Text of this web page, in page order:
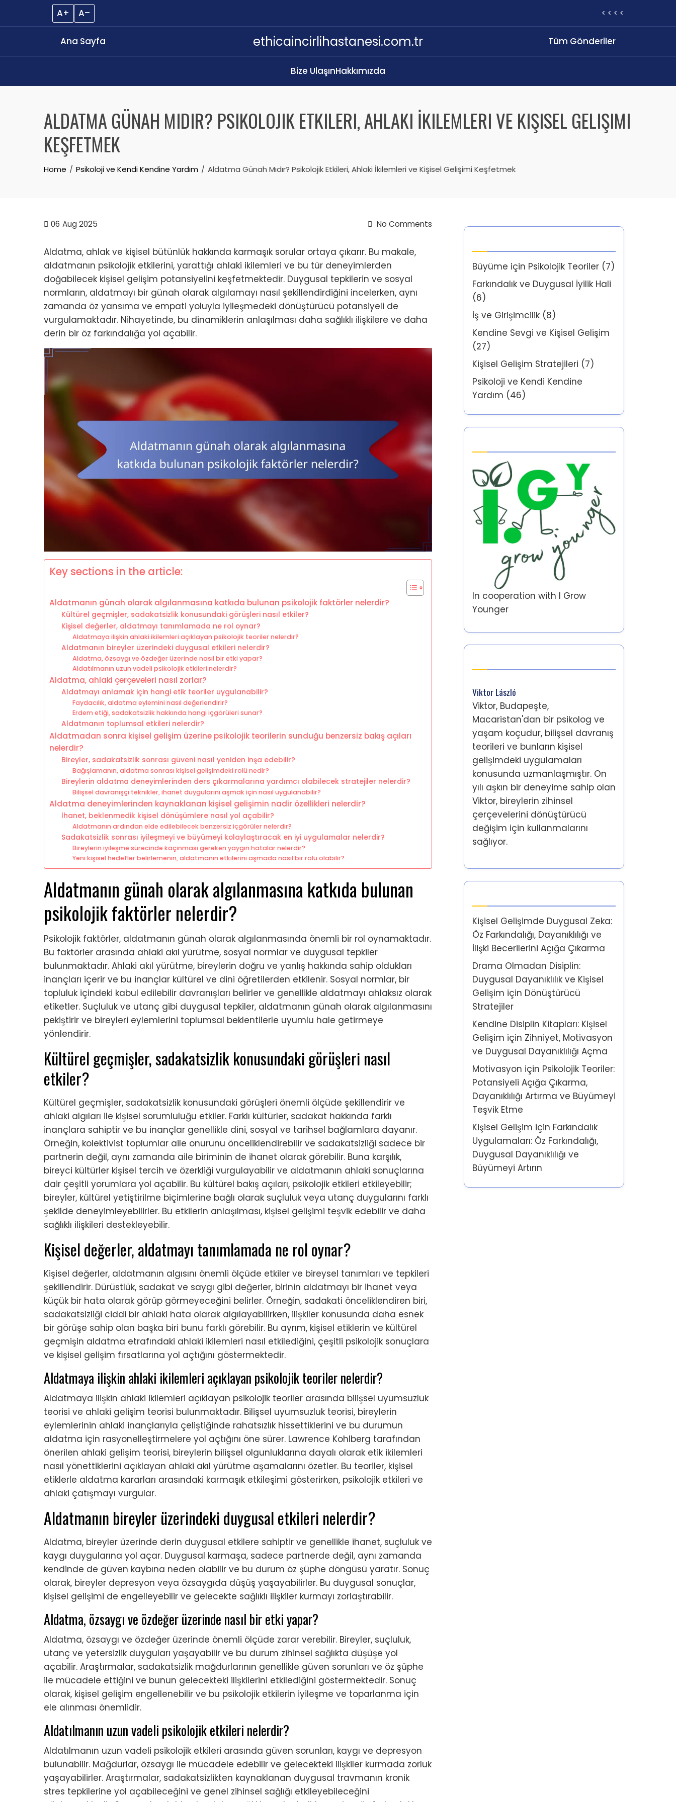
A+ A– < < < <
Ana Sayfa ethicaincirlihastanesi.com.tr Tüm Gönderiler
Bize UlaşınHakkımızda
ALDATMA GÜNAH MIDIR? PSIKOLOJIK ETKILERI, AHLAKI İKILEMLERI VE KIŞISEL GELIŞIMI
KEŞFETMEK
Home Psikoloji ve Kendi Kendine Yardım Aldatma Günah Mıdır? Psikolojik Etkileri, Ahlaki İkilemleri ve Kişisel Gelişimi Keşfetmek
06 Aug 2025 No Comments
Aldatma, ahlak ve kişisel bütünlük hakkında karmaşık sorular ortaya çıkarır. Bu makale,
aldatmanın psikolojik etkilerini, yarattığı ahlaki ikilemleri ve bu tür deneyimlerden
doğabilecek kişisel gelişim potansiyelini keşfetmektedir. Duygusal tepkilerin ve sosyal
normların, aldatmayı bir günah olarak algılamayı nasıl şekillendirdiğini incelerken, aynı
zamanda öz yansıma ve empati yoluyla iyileşmedeki dönüştürücü potansiyeli de
vurgulamaktadır. Nihayetinde, bu dinamiklerin anlaşılması daha sağlıklı ilişkilere ve daha
derin bir öz farkındalığa yol açabilir.
Key sections in the article:
Aldatmanın günah olarak algılanmasına katkıda bulunan psikolojik faktörler nelerdir?
Kültürel geçmişler, sadakatsizlik konusundaki görüşleri nasıl etkiler?
Kişisel değerler, aldatmayı tanımlamada ne rol oynar?
Aldatmaya ilişkin ahlaki ikilemleri açıklayan psikolojik teoriler nelerdir?
Aldatmanın bireyler üzerindeki duygusal etkileri nelerdir?
Aldatma, özsaygı ve özdeğer üzerinde nasıl bir etki yapar?
Aldatılmanın uzun vadeli psikolojik etkileri nelerdir?
Aldatma, ahlaki çerçeveleri nasıl zorlar?
Aldatmayı anlamak için hangi etik teoriler uygulanabilir?
Faydacılık, aldatma eylemini nasıl değerlendirir?
Erdem etiği, sadakatsizlik hakkında hangi içgörüleri sunar?
Aldatmanın toplumsal etkileri nelerdir?
Aldatmadan sonra kişisel gelişim üzerine psikolojik teorilerin sunduğu benzersiz bakış açıları
nelerdir?
Bireyler, sadakatsizlik sonrası güveni nasıl yeniden inşa edebilir?
Bağışlamanın, aldatma sonrası kişisel gelişimdeki rolü nedir?
Bireylerin aldatma deneyimlerinden ders çıkarmalarına yardımcı olabilecek stratejiler nelerdir?
Bilişsel davranışçı teknikler, ihanet duygularını aşmak için nasıl uygulanabilir?
Aldatma deneyimlerinden kaynaklanan kişisel gelişimin nadir özellikleri nelerdir?
İhanet, beklenmedik kişisel dönüşümlere nasıl yol açabilir?
Aldatmanın ardından elde edilebilecek benzersiz içgörüler nelerdir?
Sadakatsizlik sonrası iyileşmeyi ve büyümeyi kolaylaştıracak en iyi uygulamalar nelerdir?
Bireylerin iyileşme sürecinde kaçınması gereken yaygın hatalar nelerdir?
Yeni kişisel hedefler belirlemenin, aldatmanın etkilerini aşmada nasıl bir rolü olabilir?
Aldatmanın günah olarak algılanmasına katkıda bulunan
psikolojik faktörler nelerdir?
Psikolojik faktörler, aldatmanın günah olarak algılanmasında önemli bir rol oynamaktadır.
Bu faktörler arasında ahlaki akıl yürütme, sosyal normlar ve duygusal tepkiler
bulunmaktadır. Ahlaki akıl yürütme, bireylerin doğru ve yanlış hakkında sahip oldukları
inançları içerir ve bu inançlar kültürel ve dini öğretilerden etkilenir. Sosyal normlar, bir
topluluk içindeki kabul edilebilir davranışları belirler ve genellikle aldatmayı ahlaksız olarak
etiketler. Suçluluk ve utanç gibi duygusal tepkiler, aldatmanın günah olarak algılanmasını
pekiştirir ve bireyleri eylemlerini toplumsal beklentilerle uyumlu hale getirmeye
yönlendirir.
Kültürel geçmişler, sadakatsizlik konusundaki görüşleri nasıl
etkiler?
Kültürel geçmişler, sadakatsizlik konusundaki görüşleri önemli ölçüde şekillendirir ve
ahlaki algıları ile kişisel sorumluluğu etkiler. Farklı kültürler, sadakat hakkında farklı
inançlara sahiptir ve bu inançlar genellikle dini, sosyal ve tarihsel bağlamlara dayanır.
Örneğin, kolektivist toplumlar aile onurunu önceliklendirebilir ve sadakatsizliği sadece bir
partnerin değil, aynı zamanda aile biriminin de ihanet olarak görebilir. Buna karşılık,
bireyci kültürler kişisel tercih ve özerkliği vurgulayabilir ve aldatmanın ahlaki sonuçlarına
dair çeşitli yorumlara yol açabilir. Bu kültürel bakış açıları, psikolojik etkileri etkileyebilir;
bireyler, kültürel yetiştirilme biçimlerine bağlı olarak suçluluk veya utanç duygularını farklı
şekilde deneyimleyebilirler. Bu etkilerin anlaşılması, kişisel gelişimi teşvik edebilir ve daha
sağlıklı ilişkileri destekleyebilir.
Kişisel değerler, aldatmayı tanımlamada ne rol oynar?
Kişisel değerler, aldatmanın algısını önemli ölçüde etkiler ve bireysel tanımları ve tepkileri
şekillendirir. Dürüstlük, sadakat ve saygı gibi değerler, birinin aldatmayı bir ihanet veya
küçük bir hata olarak görüp görmeyeceğini belirler. Örneğin, sadakati önceliklendiren biri,
sadakatsizliği ciddi bir ahlaki hata olarak algılayabilirken, ilişkiler konusunda daha esnek
bir görüşe sahip olan başka biri bunu farklı görebilir. Bu ayrım, kişisel etiklerin ve kültürel
geçmişin aldatma etrafındaki ahlaki ikilemleri nasıl etkilediğini, çeşitli psikolojik sonuçlara
ve kişisel gelişim fırsatlarına yol açtığını göstermektedir.
Aldatmaya ilişkin ahlaki ikilemleri açıklayan psikolojik teoriler nelerdir?
Aldatmaya ilişkin ahlaki ikilemleri açıklayan psikolojik teoriler arasında bilişsel uyumsuzluk
teorisi ve ahlaki gelişim teorisi bulunmaktadır. Bilişsel uyumsuzluk teorisi, bireylerin
eylemlerinin ahlaki inançlarıyla çeliştiğinde rahatsızlık hissettiklerini ve bu durumun
aldatma için rasyonelleştirmelere yol açtığını öne sürer. Lawrence Kohlberg tarafından
önerilen ahlaki gelişim teorisi, bireylerin bilişsel olgunluklarına dayalı olarak etik ikilemleri
nasıl yönettiklerini açıklayan ahlaki akıl yürütme aşamalarını özetler. Bu teoriler, kişisel
etiklerle aldatma kararları arasındaki karmaşık etkileşimi gösterirken, psikolojik etkileri ve
ahlaki çatışmayı vurgular.
Aldatmanın bireyler üzerindeki duygusal etkileri nelerdir?
Aldatma, bireyler üzerinde derin duygusal etkilere sahiptir ve genellikle ihanet, suçluluk ve
kaygı duygularına yol açar. Duygusal karmaşa, sadece partnerde değil, aynı zamanda
kendinde de güven kaybına neden olabilir ve bu durum öz şüphe döngüsü yaratır. Sonuç
olarak, bireyler depresyon veya özsaygıda düşüş yaşayabilirler. Bu duygusal sonuçlar,
kişisel gelişimi de engelleyebilir ve gelecekte sağlıklı ilişkiler kurmayı zorlaştırabilir.
Aldatma, özsaygı ve özdeğer üzerinde nasıl bir etki yapar?
Aldatma, özsaygı ve özdeğer üzerinde önemli ölçüde zarar verebilir. Bireyler, suçluluk,
utanç ve yetersizlik duyguları yaşayabilir ve bu durum zihinsel sağlıkta düşüşe yol
açabilir. Araştırmalar, sadakatsizlik mağdurlarının genellikle güven sorunları ve öz şüphe
ile mücadele ettiğini ve bunun gelecekteki ilişkilerini etkilediğini göstermektedir. Sonuç
olarak, kişisel gelişim engellenebilir ve bu psikolojik etkilerin iyileşme ve toparlanma için
ele alınması önemlidir.
Aldatılmanın uzun vadeli psikolojik etkileri nelerdir?
Aldatılmanın uzun vadeli psikolojik etkileri arasında güven sorunları, kaygı ve depresyon
bulunabilir. Mağdurlar, özsaygı ile mücadele edebilir ve gelecekteki ilişkiler kurmada zorluk
yaşayabilirler. Araştırmalar, sadakatsizlikten kaynaklanan duygusal travmanın kronik
stres tepkilerine yol açabileceğini ve genel zihinsel sağlığı etkileyebileceğini
Büyüme için Psikolojik Teoriler (7)
Farkındalık ve Duygusal İyilik Hali
(6)
İş ve Girişimcilik (8)
Kendine Sevgi ve Kişisel Gelişim
(27)
Kişisel Gelişim Stratejileri (7)
Psikoloji ve Kendi Kendine
Yardım (46)
In cooperation with I Grow
Younger
Viktor László
Viktor, Budapeşte,
Macaristan'dan bir psikolog ve
yaşam koçudur, bilişsel davranış
teorileri ve bunların kişisel
gelişimdeki uygulamaları
konusunda uzmanlaşmıştır. On
yılı aşkın bir deneyime sahip olan
Viktor, bireylerin zihinsel
çerçevelerini dönüştürücü
değişim için kullanmalarını
sağlıyor.
Kişisel Gelişimde Duygusal Zeka:
Öz Farkındalığı, Dayanıklılığı ve
İlişki Becerilerini Açığa Çıkarma
Drama Olmadan Disiplin:
Duygusal Dayanıklılık ve Kişisel
Gelişim için Dönüştürücü
Stratejiler
Kendine Disiplin Kitapları: Kişisel
Gelişim için Zihniyet, Motivasyon
ve Duygusal Dayanıklılığı Açma
Motivasyon için Psikolojik Teoriler:
Potansiyeli Açığa Çıkarma,
Dayanıklılığı Artırma ve Büyümeyi
Teşvik Etme
Kişisel Gelişim için Farkındalık
Uygulamaları: Öz Farkındalığı,
Duygusal Dayanıklılığı ve
Büyümeyi Artırın